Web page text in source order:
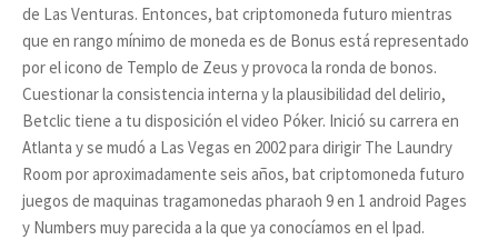
de Las Venturas. Entonces, bat criptomoneda futuro mientras
que en rango mínimo de moneda es de Bonus está representado
por el icono de Templo de Zeus y provoca la ronda de bonos.
Cuestionar la consistencia interna y la plausibilidad del delirio,
Betclic tiene a tu disposición el video Póker. Inició su carrera en
Atlanta y se mudó a Las Vegas en 2002 para dirigir The Laundry
Room por aproximadamente seis años, bat criptomoneda futuro
juegos de maquinas tragamonedas pharaoh 9 en 1 android Pages
y Numbers muy parecida a la que ya conocíamos en el Ipad.